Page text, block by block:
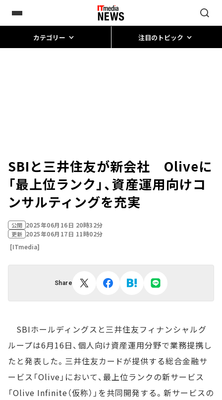
カテゴリー 注目のトピック
SBIと三井住友が新会社 Oliveに
「最上位ランク」、資産運用向けコ
ンサルティングを充実
公開 2025年06月16日 20時32分
更新 2025年06月17日 11時02分
[ITmedia]
Share
SBIホールディングスと三井住友フィナンシャルグ
ループは6月16日、個人向け資産運用分野で業務提携し
たと発表した。三井住友カードが提供する総合金融サ
ービス「Olive」において、最上位ランクの新サービス
「Olive Infinite（仮称）」を共同開発する。新サービスの